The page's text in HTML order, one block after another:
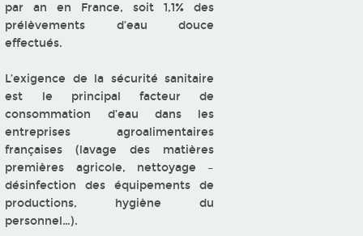
par an en France, soit 1,1% des
prélèvements d’eau douce
effectués.
L’exigence de la sécurité sanitaire
est le principal facteur de
consommation d’eau dans les
entreprises agroalimentaires
françaises (lavage des matières
premières agricole, nettoyage –
désinfection des équipements de
productions, hygiène du
personnel…).